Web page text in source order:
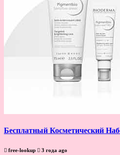
Бесплатный Косметический
free-lookup 3 года ago